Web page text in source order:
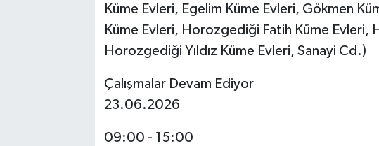
Küme Evleri, Egelim Küme Evleri, Gökmen
Küme Evleri, Horozgediği Fatih Küme Evleri,
Horozgediği Yıldız Küme Evleri, Sanayi Cd.)
Çalışmalar Devam Ediyor
23.06.2026
09:00 - 15:00